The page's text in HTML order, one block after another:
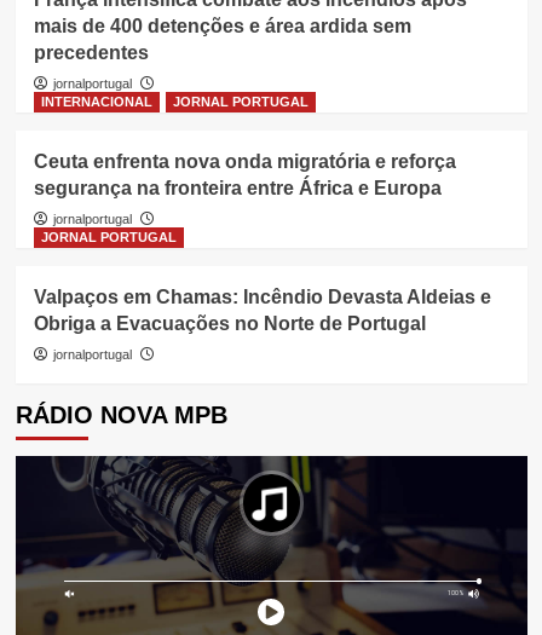
mais de 400 detenções e área ardida sem
precedentes
jornalportugal
INTERNACIONAL
JORNAL PORTUGAL
Ceuta enfrenta nova onda migratória e reforça
segurança na fronteira entre África e Europa
jornalportugal
JORNAL PORTUGAL
Valpaços em Chamas: Incêndio Devasta Aldeias e
Obriga a Evacuações no Norte de Portugal
jornalportugal
RÁDIO NOVA MPB